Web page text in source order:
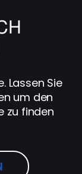
Lassen Sie
um den
zu finden